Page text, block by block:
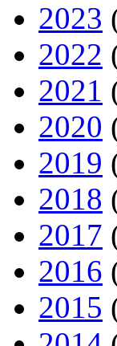
2023
2022
2021
2020
2019
2018
2017
2016
2015